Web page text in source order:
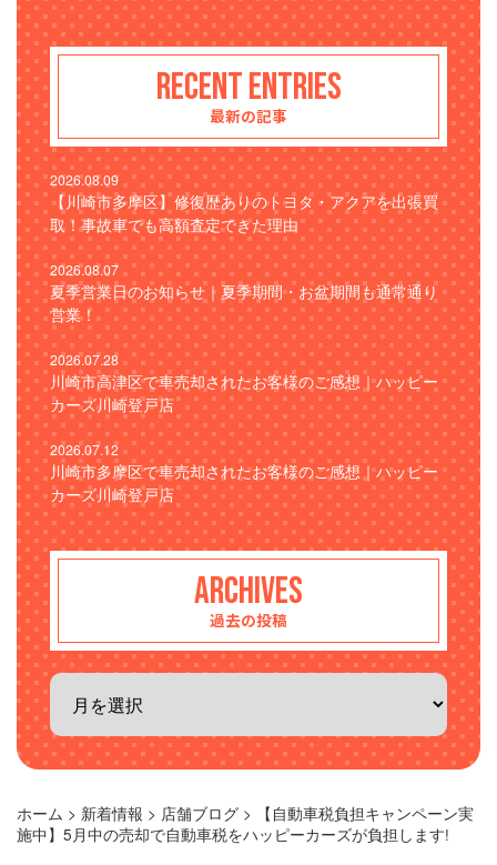
RECENT ENTRIES
最新の記事
2026.08.09
【川崎市多摩区】修復歴ありのトヨタ・アクアを出張買
取！事故車でも高額査定できた理由
2026.08.07
夏季営業日のお知らせ｜夏季期間・お盆期間も通常通り
営業！
2026.07.28
川崎市高津区で車売却されたお客様のご感想｜ハッピー
カーズ川崎登戸店
2026.07.12
川崎市多摩区で車売却されたお客様のご感想｜ハッピー
カーズ川崎登戸店
ARCHIVES
過去の投稿
ホーム > 新着情報 > 店舗ブログ >
【自動車税負担キャンペーン実
施中】5月中の売却で自動車税をハッピーカーズが負担します!